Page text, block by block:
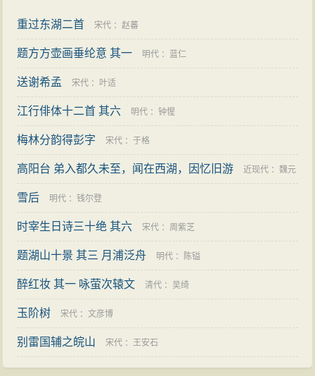
“济之”、“御题 文学侍从”、“渭北
时一樽酒，重与细论文”、“王济之图书”、“大学士章”、“三
出。
寿福康宁
正德五年（1510年），《明孝宗实录》修成，王鏊
正德八年（1513年），王鏊撰成《震泽纪闻》。
正德十年（1515年），王鏊撰成《震泽长语》。
正德十二年（1517年），王鏊撰成《震泽
嘉靖元年（1522年），明世宗朱厚熜即位，派行人
柯维熊慰问王鏊，并赐羊酒以示优眷。王鏊上疏致谢，
并奏献《讲学篇》和《亲政篇》，世宗优诏回报，特荫
重过东湖二首 宋代 ：赵蕃
题方方壶画垂纶意 其一 明代 ： 蓝仁
送谢希孟 宋代 ： 叶适
江行俳体十二首 其六 明代 ：钟惺
梅林分韵得彭字 宋代 ：于格
高阳台 弟入都久未至，闻在西湖，因忆旧游 近现代 ：魏元
旷
雪后 明代 ：钱尔登
时宰生日诗三十绝 其六 宋代 ： 周紫芝
题湖山十景 其三 月浦泛舟 明代 ： 陈镒
醉红妆 其一 咏萤次辕文 清代 ：吴绮
玉阶树 宋代 ：文彦博
别雷国辅之皖山 宋代 ：王安石